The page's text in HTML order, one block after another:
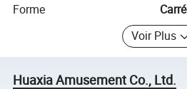
Forme
Carré
Voir Plus
Huaxia Amusement Co., Ltd.